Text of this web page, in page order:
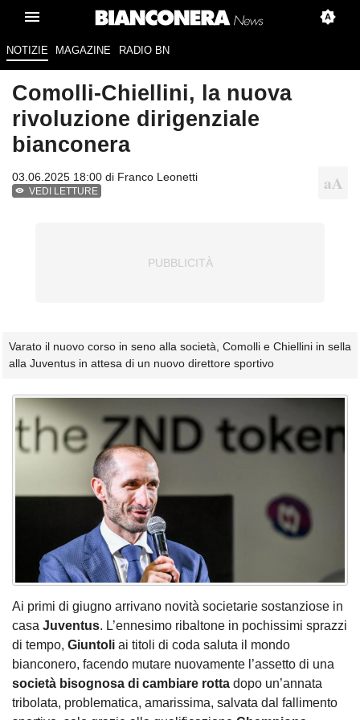
NOTIZIE MAGAZINE RADIO BN
Comolli-Chiellini, la nuova
rivoluzione dirigenziale
bianconera
03.06.2025 18:00 di Franco Leonetti
VEDI LETTURE
Varato il nuovo corso in seno alla società, Comolli e Chiellini in sella
alla Juventus in attesa di un nuovo direttore sportivo
Ai primi di giugno arrivano novità societarie sostanziose in
casa Juventus. L’ennesimo ribaltone in pochissimi sprazzi
di tempo, Giuntoli ai titoli di coda saluta il mondo
bianconero, facendo mutare nuovamente l’assetto di una
società bisognosa di cambiare rotta dopo un’annata
tribolata, problematica, amarissima, salvata dal fallimento